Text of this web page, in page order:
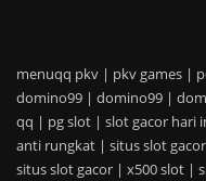
menuqq pkv | pkv games |
domino99 | domino99 |
qq | pg slot | slot gacor hari
anti rungkat | situs slot gacor
situs slot gacor | x500 slot |